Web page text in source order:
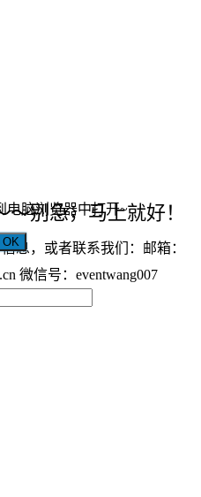
别急，马上就好！
息，或者联系我们：邮箱：
微信号：eventwang007
电脑浏览器中打开~
OK